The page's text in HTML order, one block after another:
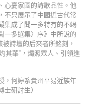
心憂家國的詩歌品性。他
不只展示了中國近古代常
集成了聞一多特有的不竭
一多選集〉序》中所說的
詩壇的后來者所銘刻，
其華”，燭照眾人、引領進
，何婷系貴州平易近族年
研討生）